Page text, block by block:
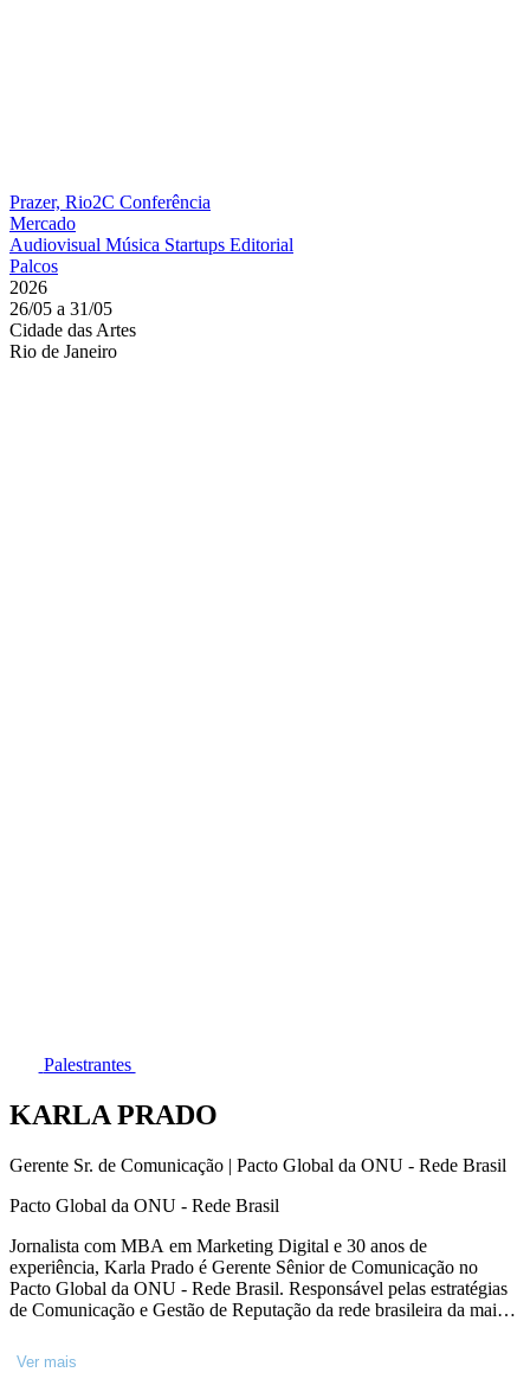
Prazer, Rio2C Conferência
Mercado
Audiovisual Música Startups Editorial
Palcos
2026
26/05 a 31/05
Cidade das Artes
Rio de Janeiro
Palestrantes
KARLA PRADO
Gerente Sr. de Comunicação | Pacto Global da ONU - Rede Brasil
Pacto Global da ONU - Rede Brasil
Jornalista com MBA em Marketing Digital e 30 anos de
experiência, Karla Prado é Gerente Sênior de Comunicação no
Pacto Global da ONU - Rede Brasil. Responsável pelas estratégias
de Comunicação e Gestão de Reputação da rede brasileira da maior
democratizar a pauta ligada à Agenda 2030 e Objetivos de
Desenvolvimento Sustentável, escalando o impacto positivo. Foi
Ver mais